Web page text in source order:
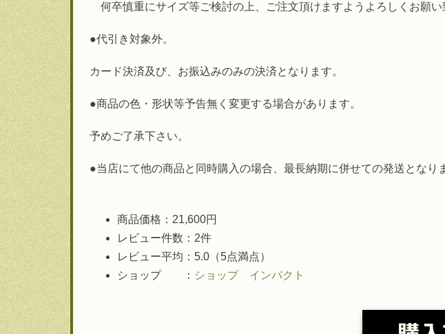
何卒慎重にサイズ等ご検討の上、ご注文頂けますようよろしくお願い
●代引き対象外。
カード決済及び、お振込みのみの決済となります。
●商品の色・形状等予告無く変更する場合があります。
予めご了承下さい。
●当店にて他の商品と同時購入の場合、最長納期に併せての発送となり
商品価格：21,600円
レビュー件数：2件
レビュー平均：5.0（5点満点）
ショップ ： ショップ インパクト